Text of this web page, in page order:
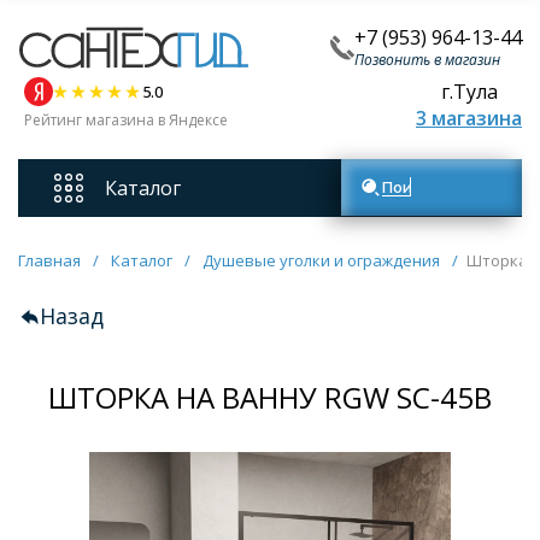
+7 (953) 964-13-44
Позвонить в магазин
5.0
Рейтинг магазина в Яндексе
г.Тула
3 магазина
Каталог
Смесители
Унитазы
Мебель для ванных комнат
Ванны
Поиск товаров
Главная / Каталог / Душевые уголки и ограждения / Шторка
Назад
ШТОРКА НА ВАННУ RGW SC-45B